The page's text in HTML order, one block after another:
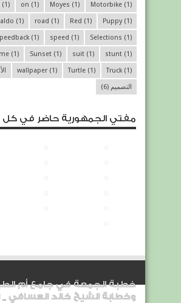
Motorbike (1)
Moyes (1)
on (1)
(1)
Puppy(1)
Red (1)
road (1)
(1)
Selections (1)
speed (1)
(1)
stunt (1)
suit (1)
Sunset (1)
(1)
Truck (1)
Turtle (1)
wallpaper (1)
التصميم (6)
مفتي الجمهورية حاضر في كل
خطبة الجمعة في جامع أم
وخطابة الشيخ خالد العسافي _